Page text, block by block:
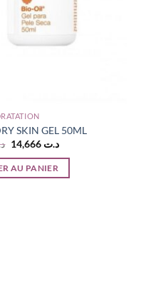
SKIN GEL 50ML
Le
prix
initial
était :
د.ت 14,666
Le
actuel
est :
AU PANIER